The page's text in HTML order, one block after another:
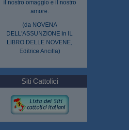
il nostro omaggio e il nostro
amore.
(da NOVENA
DELL'ASSUNZIONE in IL
LIBRO DELLE NOVENE,
Editrice Ancilla)
Siti Cattolici